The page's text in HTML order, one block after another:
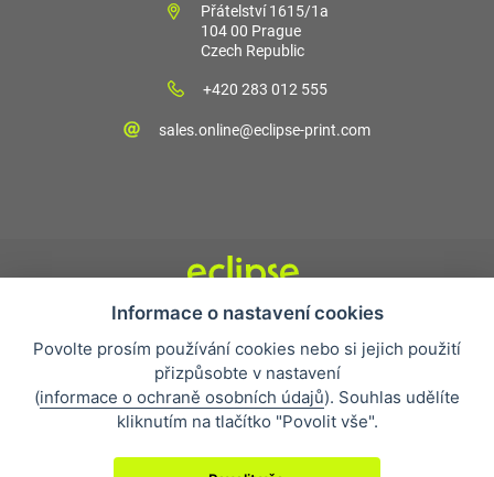
Přátelství 1615/1a
104 00 Prague
Czech Republic
+420 283 012 555
sales.online@eclipse-print.com
Obchodní podmínky
Nejčastější otázky
Ochrana osobních údajů
O společnosti
Whistleblowing
Informace o nastavení cookies
Povolte prosím používání cookies nebo si jejich použití
přizpůsobte v nastavení
(informace o ochraně osobních údajů). Souhlas udělíte
kliknutím na tlačítko "Povolit vše".